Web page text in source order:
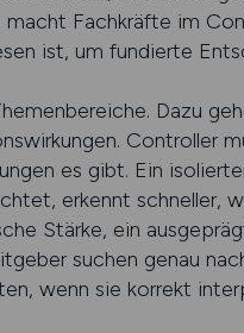
Fachkräfte im
ist, um fundierte
Dazu
Controller
es gibt. Ein
erkennt schneller,
Stärke, ein
suchen genau
wenn sie korrekt